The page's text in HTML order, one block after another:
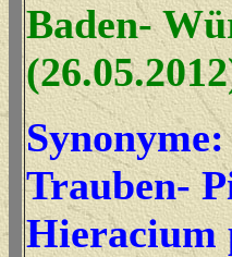
Baden-
Synonyme:
Trauben-
Hieracium